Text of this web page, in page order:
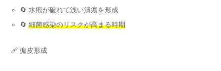
🔄 水疱が破れて浅い潰瘍を形成
🔄細菌感染のリスクが高まる時期
🩹 痂皮形成